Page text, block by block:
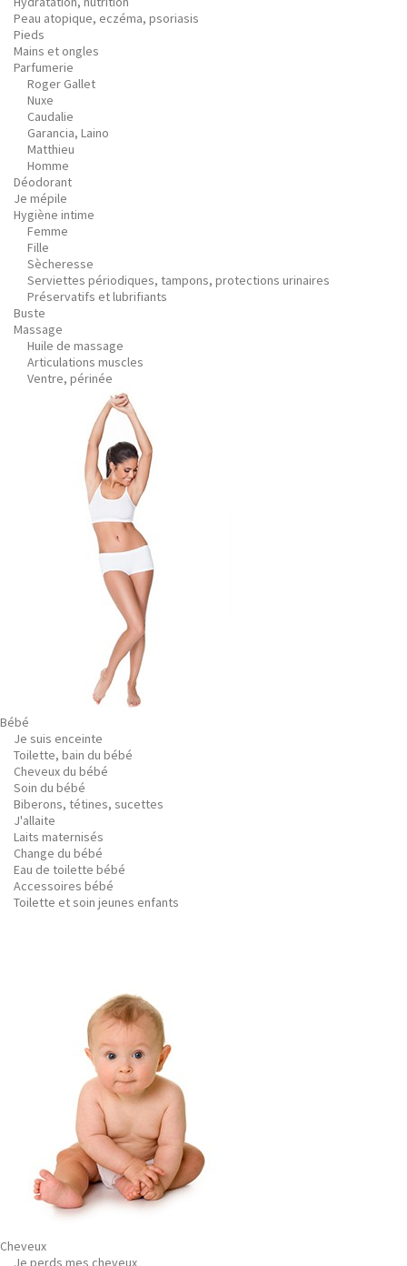
Peau atopique, eczéma, psoriasis
Pieds
Mains et ongles
Parfumerie
Roger Gallet
Nuxe
Caudalie
Garancia, Laino
Matthieu
Homme
Déodorant
Je mépile
Hygiène intime
Femme
Fille
Sècheresse
Serviettes périodiques, tampons, protections urinaires
Préservatifs et lubrifiants
Buste
Massage
Huile de massage
Articulations muscles
Ventre, périnée
Bébé
Je suis enceinte
Toilette, bain du bébé
Cheveux du bébé
Soin du bébé
Biberons, tétines, sucettes
J'allaite
Laits maternisés
Change du bébé
Eau de toilette bébé
Accessoires bébé
Toilette et soin jeunes enfants
Cheveux
Je perds mes cheveux